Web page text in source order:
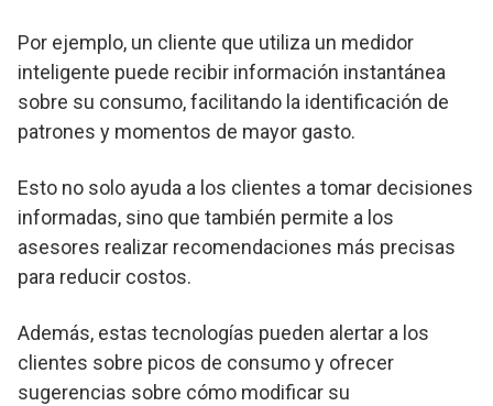
Por ejemplo, un cliente que utiliza un medidor
inteligente puede recibir información instantánea
sobre su consumo, facilitando la identificación de
patrones y momentos de mayor gasto.
Esto no solo ayuda a los clientes a tomar decisiones
informadas, sino que también permite a los
asesores realizar recomendaciones más precisas
para reducir costos.
Además, estas tecnologías pueden alertar a los
clientes sobre picos de consumo y ofrecer
sugerencias sobre cómo modificar su